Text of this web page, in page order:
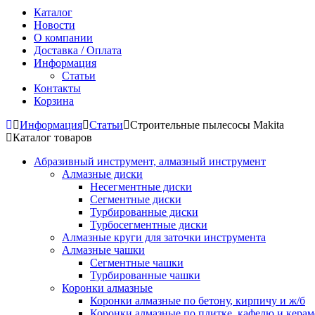
Каталог
Новости
О компании
Доставка / Оплата
Информация
Статьи
Контакты
Корзина
Информация Статьи
Строительные пылесосы Makita
Каталог товаров
Абразивный инструмент, алмазный инструмент
Алмазные диски
Несегментные диски
Сегментные диски
Турбированные диски
Турбосегментные диски
Алмазные круги для заточки инструмента
Алмазные чашки
Сегментные чашки
Турбированные чашки
Коронки алмазные
Коронки алмазные по бетону, кирпичу и ж/б